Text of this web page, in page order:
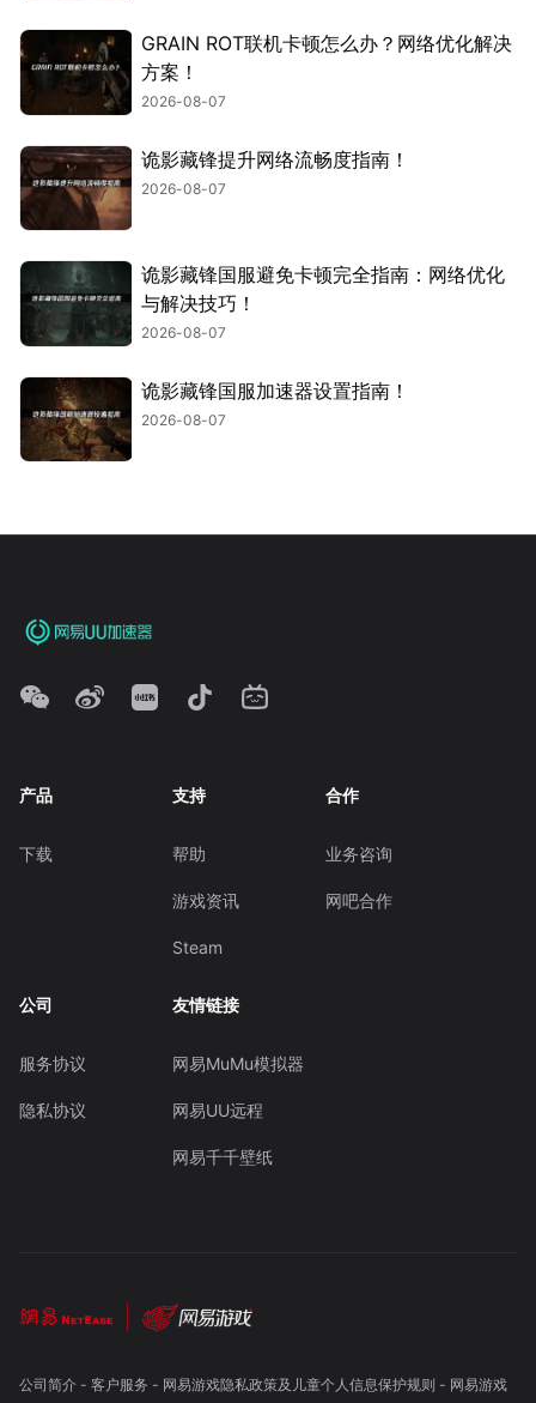
GRAIN ROT联机卡顿怎么办？网络优化解决
方案！
2026-08-07
诡影藏锋提升网络流畅度指南！
2026-08-07
诡影藏锋国服避免卡顿完全指南：网络优化
与解决技巧！
2026-08-07
诡影藏锋国服加速器设置指南！
2026-08-07
产品
下载
支持
帮助
游戏资讯
Steam
合作
业务咨询
网吧合作
公司
服务协议
隐私协议
友情链接
网易MuMu模拟器
网易UU远程
网易千千壁纸
公司简介- 客户服务 - 网易游戏隐私政策及儿童个人信息保护规则 - 网易游戏